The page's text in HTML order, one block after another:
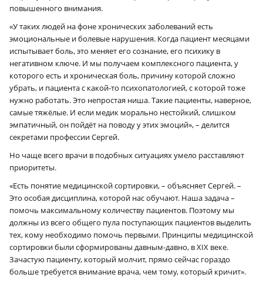
повышенного внимания.
«У таких людей на фоне хронических заболеваний есть
эмоциональные и болевые нарушения. Когда пациент месяцами
испытывает боль, это меняет его сознание, его психику в
негативном ключе. И мы получаем комплексного пациента, у
которого есть и хроническая боль, причину которой сложно
убрать, и пациента с какой-то психопатологией, с которой тоже
нужно работать. Это непростая ниша. Такие пациенты, наверное,
самые тяжёлые. И если медик морально нестойкий, слишком
эмпатичный, он пойдёт на поводу у этих эмоций», – делится
секретами профессии Сергей.
Но чаще всего врачи в подобных ситуациях умело расставляют
приоритеты.
«Есть понятие медицинской сортировки, – объясняет Сергей. –
Это особая дисциплина, которой нас обучают. Наша задача –
помочь максимальному количеству пациентов. Поэтому мы
должны из всего общего пула поступающих пациентов выделить
тех, кому необходимо помочь первыми. Принципы медицинской
сортировки были сформированы давным-давно, в XIX веке.
Зачастую пациенту, который молчит, прямо сейчас гораздо
больше требуется внимание врача, чем тому, который кричит».
×